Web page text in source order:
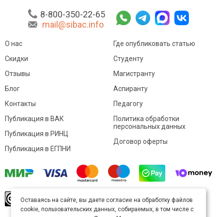
8-800-350-22-65
mail@sibac.info
О нас
Скидки
Отзывы
Блог
Контакты
Где опубликовать статью
Студенту
Магистранту
Аспиранту
Педагогу
Публикация в ВАК
Публикация в РИНЦ
Публикация в ЕГПНИ
Политика обработки
персональных данных
Договор оферты
произведение доступно полицензии Creative
Commons «Attribution» («Атрибуция») 4.0
Оставаясь на сайте, вы даете согласие на обработку файлов
cookie, пользовательских данных, собираемых, в том числе с